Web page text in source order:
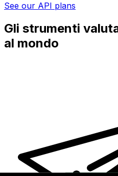
See our API plans
Gli strumenti
al mondo